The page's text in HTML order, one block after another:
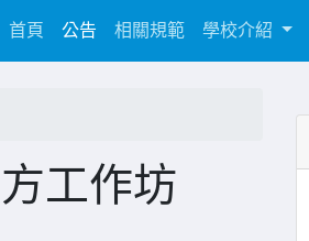
首頁 (current)
公告 相關規範 學校介紹
工作坊